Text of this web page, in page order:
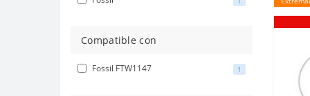
Compatible con
Fossil FTW1147 1